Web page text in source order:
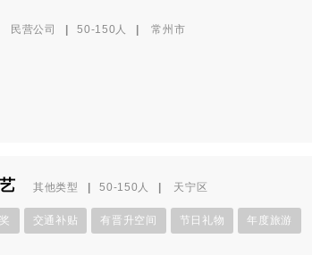
民营公司 50-150人 常州市
其他类型 50-150人 天宁区
交通补贴 有晋升空间 节日礼物 年度旅游